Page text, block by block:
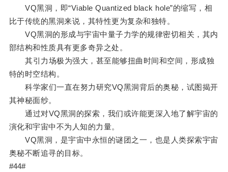
VQ黑洞，即“Viable Quantized black hole”的缩写，相
比于传统的黑洞来说，其特性更为复杂和独特。
VQ黑洞的形成与宇宙中量子力学的规律密切相关，其内
部结构和性质具有更多奇异之处。
其引力场极为强大，甚至能够扭曲时间和空间，形成独
特的时空结构。
科学家们一直在努力研究VQ黑洞背后的奥秘，试图揭开
其神秘面纱。
通过对VQ黑洞的探索，我们或许能更深入地了解宇宙的
演化和宇宙中不为人知的力量。
VQ黑洞，是宇宙中永恒的谜团之一，也是人类探索宇宙
奥秘不断追寻的目标。
#44#